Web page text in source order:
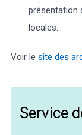
présentation
locales.
Voir le site des
Service